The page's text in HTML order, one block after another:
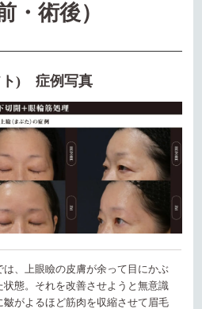
・術後）
ト) 症例写真
は、上眼瞼の皮膚が余って目にかぶ
状態。それを改善させようと無意識
皺がよるほど筋肉を収縮させて眉毛